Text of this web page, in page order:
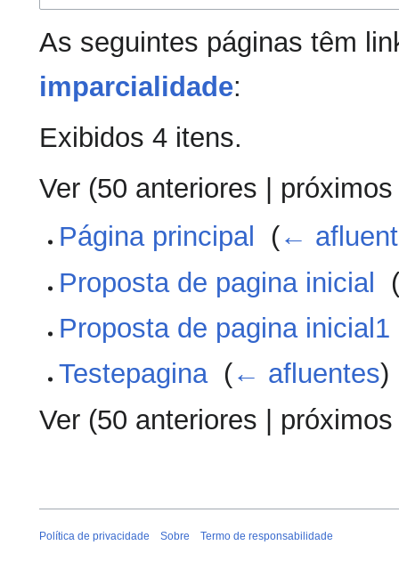
As seguintes páginas têm
imparcialidade:
Exibidos 4 itens.
Ver (50 anteriores
Página principal
(←
Proposta de pagina inicial
Proposta de pagina inicial1
Testepagina‎ (← afluentes)
Ver (50 anteriores
Política de privacidade Sobre Termo de responsabilidade